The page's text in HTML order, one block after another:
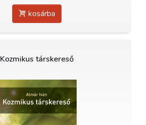
kosárba
Kozmikus társkereső